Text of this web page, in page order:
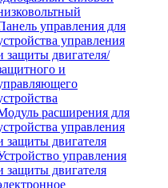
управления для
управления
защиты двигателя/
и
расширения для
управления
защиты двигателя
управления
защиты двигателя